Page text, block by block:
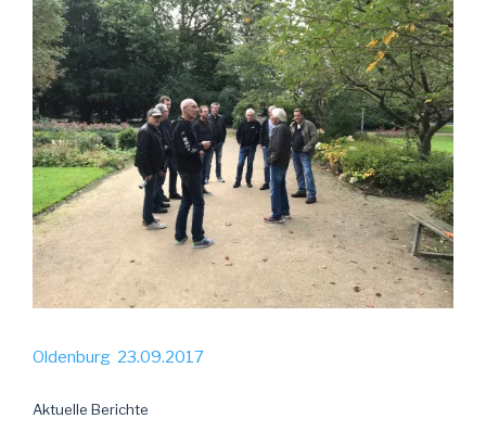
Oldenburg 23.09.2017
Aktuelle Berichte